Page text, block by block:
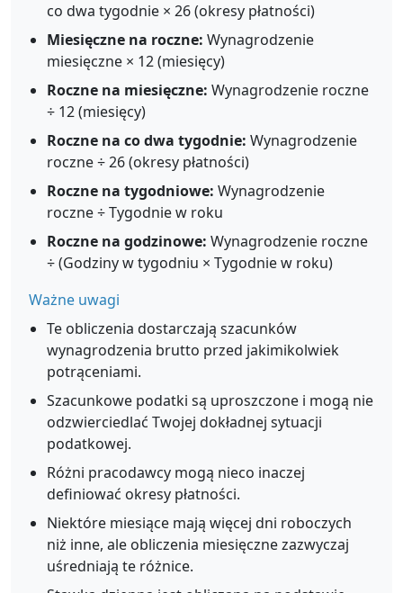
co dwa tygodnie × 26 (okresy płatności)
Miesięczne na roczne: Wynagrodzenie
miesięczne × 12 (miesięcy)
Roczne na miesięczne: Wynagrodzenie roczne
÷ 12 (miesięcy)
Roczne na co dwa tygodnie: Wynagrodzenie
roczne ÷ 26 (okresy płatności)
Roczne na tygodniowe: Wynagrodzenie
roczne ÷ Tygodnie w roku
Roczne na godzinowe: Wynagrodzenie roczne
÷ (Godziny w tygodniu × Tygodnie w roku)
Ważne uwagi
Te obliczenia dostarczają szacunków
wynagrodzenia brutto przed jakimikolwiek
potrąceniami.
Szacunkowe podatki są uproszczone i mogą nie
odzwierciedlać Twojej dokładnej sytuacji
podatkowej.
Różni pracodawcy mogą nieco inaczej
definiować okresy płatności.
Niektóre miesiące mają więcej dni roboczych
niż inne, ale obliczenia miesięczne zazwyczaj
uśredniają te różnice.